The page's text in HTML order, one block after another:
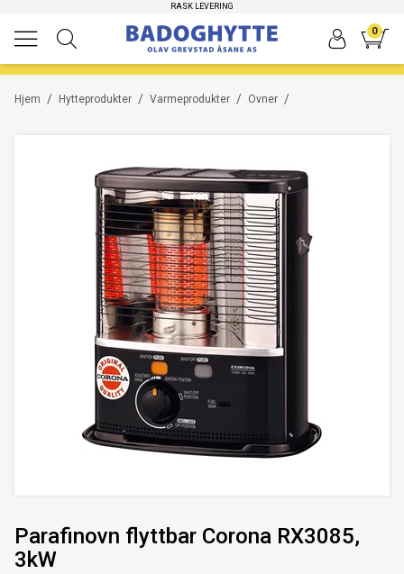
RASK LEVERING
HØYKVALITETS PRODUKTER
0
/
Hjem /
Hytteprodukter /
Varmeprodukter /
Ovner
Parafinovn flyttbar Corona RX3085,
3kW